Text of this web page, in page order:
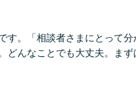
す。「相談者さまにとって分
どんなことでも大丈夫。ま